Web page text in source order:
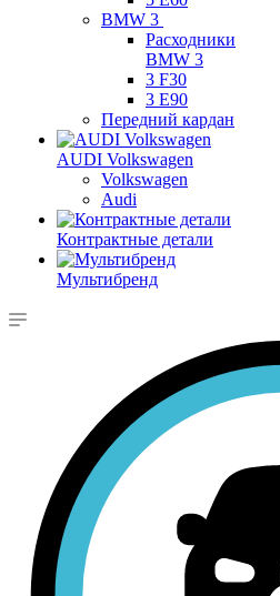
BMW 3
Расходники
BMW 3
3 F30
3 E90
Передний кардан
AUDI Volkswagen
Volkswagen
Audi
Контрактные детали
Мультибренд